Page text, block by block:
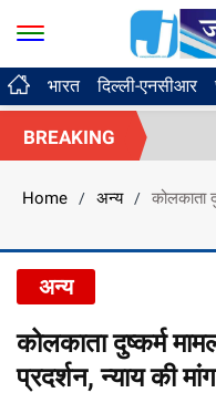
भारत दिल्ली-एनसीआर
BREAKING
Home / अन्य / कोलकाता
अन्य
कोलकाता दुष्कर्म
प्रदर्शन, न्याय की मांग